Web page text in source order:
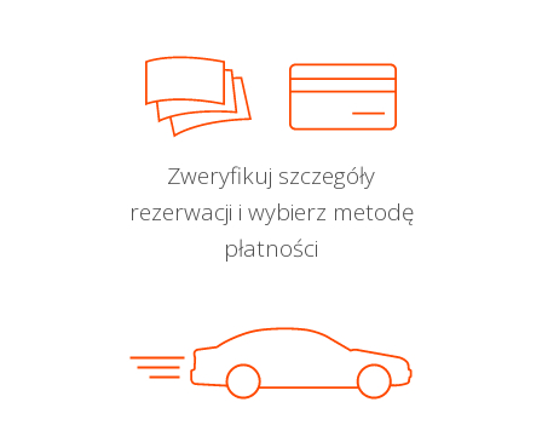
Zweryfikuj szczegóły
rezerwacji i wybierz metodę
płatności